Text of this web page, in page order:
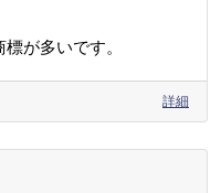
が多いです。
詳細